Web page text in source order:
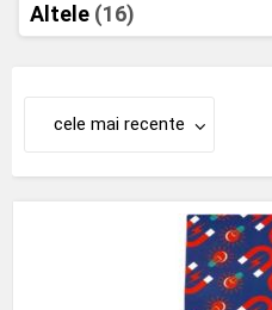
Altele (16)
cele mai recente